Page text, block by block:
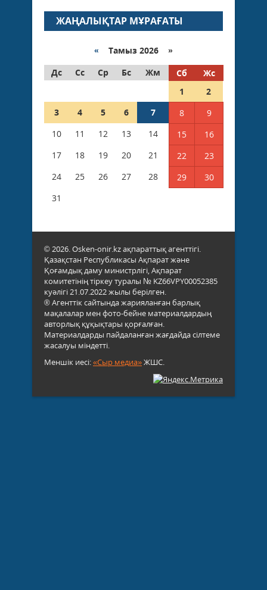
ЖАҢАЛЫҚТАР МҰРАҒАТЫ
« Тамыз 2026 »
Дс
Сс Ср Бс Жм Сб
Жс
1
2
3
4 5 6 7 8
9
10
11 12 13 14 15
16
17
18 19 20 21 22
23
24
25 26 27 28 29
30
31
© 2026. Osken-onir.kz ақпараттық агенттігі.
Қазақстан Республикасы Ақпарат және
Қоғамдық даму министрлігі, Ақпарат
комитетінің тіркеу туралы № KZ66VPY00052385
куәлігі 21.07.2022 жылы берілген.
® Агенттік сайтында жарияланған барлық
мақалалар мен фото-бейне материалдардың
авторлық құқықтары қорғалған.
Материалдарды пайдаланған жағдайда сілтеме
жасалуы міндетті.
Меншік иесі:«Сыр медиа»ЖШС.